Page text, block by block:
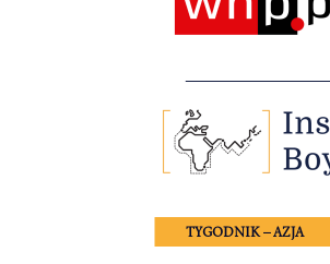
TYGODNIK – AZJA